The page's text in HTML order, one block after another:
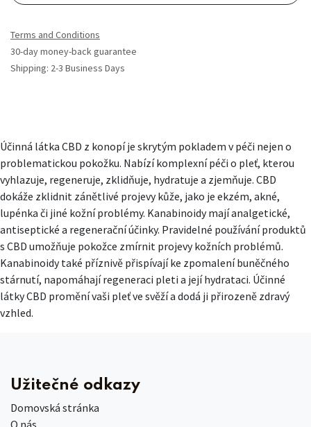
Terms and Conditions
30-day money-back guarantee
Shipping: 2-3 Business Days
Účinná látka CBD z konopí je skrytým pokladem v péči nejen o
problematickou pokožku. Nabízí komplexní péči o pleť, kterou
vyhlazuje, regeneruje, zklidňuje, hydratuje a zjemňuje. CBD
dokáže zklidnit zánětlivé projevy kůže, jako je ekzém, akné,
lupénka či jiné kožní problémy. Kanabinoidy mají analgetické,
antiseptické a regenerační účinky. Pravidelné používání produktů
s CBD umožňuje pokožce zmírnit projevy kožních problémů.
Kanabinoidy také příznivě přispívají ke zpomalení buněčného
stárnutí, napomáhají regeneraci pleti a její hydrataci. Účinné
látky CBD promění vaši pleť ve svěží a dodá ji přirozeně zdravý
vzhled.
Užitečné odkazy
Domovská stránka
O nás